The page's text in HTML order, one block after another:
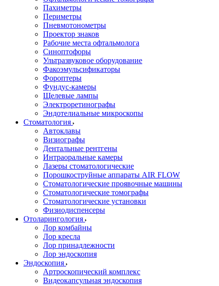
Пахиметры
Периметры
Пневмотонометры
Проектор знаков
Рабочие места офтальмолога
Синоптофоры
Ультразвуковое оборудование
Факоэмульсификаторы
Фороптеры
Фундус-камеры
Щелевые лампы
Электроретинографы
Эндотелиальные микроскопы
Стоматология
Автоклавы
Визиографы
Дентальные рентгены
Интраоральные камеры
Лазеры стоматологические
Порошкоструйные аппараты AIR FLOW
Стоматологические проявочные машины
Стоматологические томографы
Стоматологические установки
Физиодиспенсеры
Отоларингология
Лор комбайны
Лор кресла
Лор принадлежности
Лор эндоскопия
Эндоскопия
Артроскопический комплекс
Видеокапсульная эндоскопия